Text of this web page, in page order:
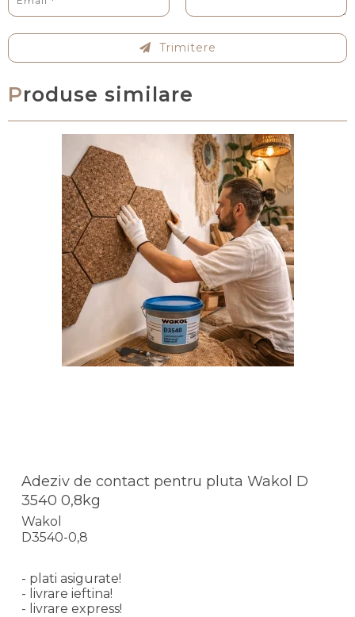
Trimitere
Produse similare
Adeziv de contact pentru pluta Wakol D
3540 0,8kg
Wakol
D3540-0,8
- plati asigurate!
- livrare ieftina!
- livrare express!